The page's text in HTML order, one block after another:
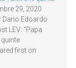
29, 2020
Edoardo
LEV: “Papa
first on